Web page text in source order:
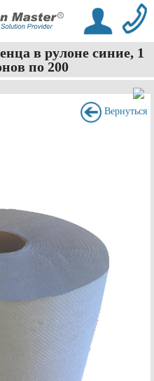
в рулоне синие, 1
по 200
Вернуться